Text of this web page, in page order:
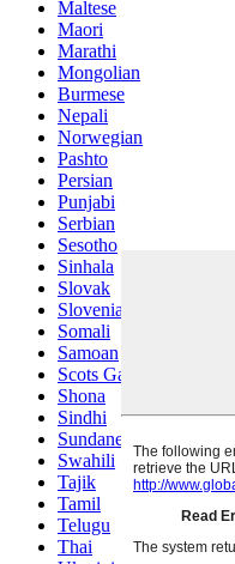
Maltese
Maori
Marathi
Mongolian
Burmese
Nepali
Norwegian
Pashto
Persian
Punjabi
Serbian
Sesotho
Sinhala
Slovak
Slovenian
Somali
Samoan
Scots Gaelic
Shona
Sindhi
Sundanese
Swahili
Tajik
Tamil
Telugu
Thai